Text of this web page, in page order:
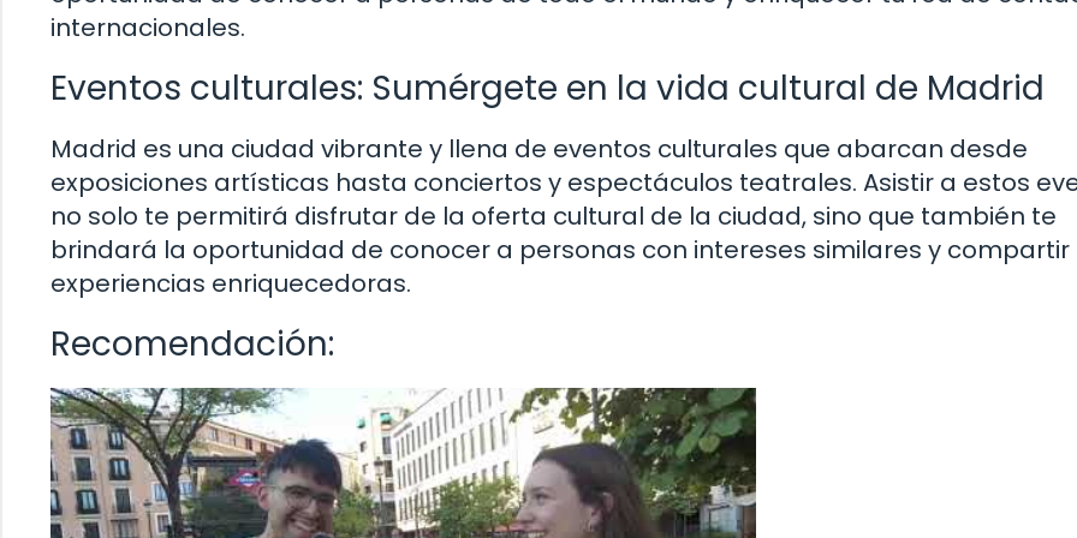
internacionales.
Eventos culturales: Sumérgete en la vida cultural de Madrid
Madrid es una ciudad vibrante y llena de eventos culturales que abarcan desde
exposiciones artísticas hasta conciertos y espectáculos teatrales. Asistir a estos
no solo te permitirá disfrutar de la oferta cultural de la ciudad, sino que también te
brindará la oportunidad de conocer a personas con intereses similares y compartir
experiencias enriquecedoras.
Recomendación: